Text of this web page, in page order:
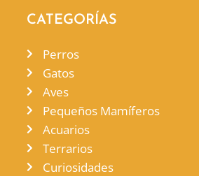
CATEGORÍAS
Perros
Gatos
Aves
Pequeños Mamíferos
Acuarios
Terrarios
Curiosidades